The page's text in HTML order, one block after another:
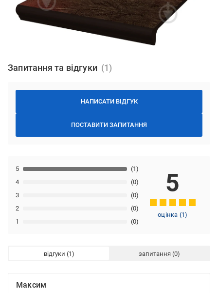
Запитання та відгуки
НАПИСАТИ ВІДГУК
ПОСТАВИТИ ЗАПИТАННЯ
1 (0)
2 (0)
3 (0)
4 (0)
5 (1)
5
оцінка (1)
відгуки запитання
Максим